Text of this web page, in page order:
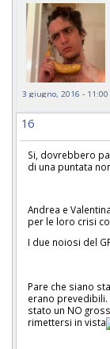
3 giugno, 2016 - 11:00
16
Si, dovrebbero
di una puntata
Andrea e
per le loro crisi
I due noiosi del
Pare che siano
erano
stato un NO
rimettersi in vista